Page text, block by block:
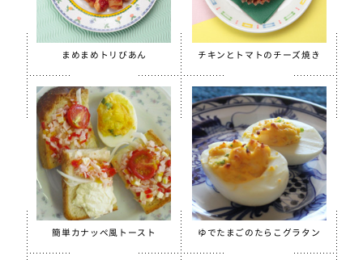
郷土料理
全学栄製品
全学栄すいせん製品
全学栄 豚レバーチップ
蒸し挽き割り大豆
学校給食用カルシウム米
えごまふりかけ
【只今休売中】菜の花ふりかけ
まめまめトリびあん チキンとトマトのチーズ焼き
簡単カナッペ風トースト ゆでたまごのたらこグラタン